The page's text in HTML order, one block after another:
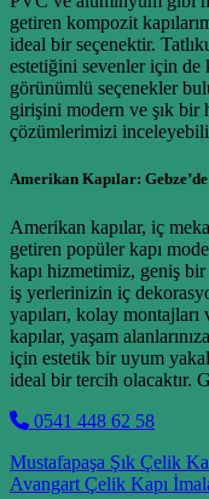
getiren kompozit
ideal bir seçenektir.
estetiğini sevenler için de
görünümlü seçenekler
girişini modern ve şık bir
çözümlerimizi
Amerikan Kapılar:
Amerikan kapılar, iç
getiren popüler kapı
kapı hizmetimiz, geniş
iş yerlerinizin iç
yapıları, kolay
kapılar, yaşam
için estetik bir uyum
ideal bir tercih olacaktır.
0541 448 62 58
Post navigation
Mustafapaşa Şık Çelik
Avangart Çelik Kapı